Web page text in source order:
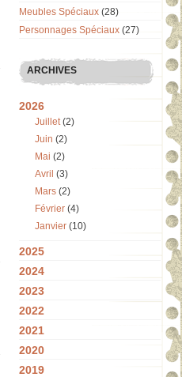
Meubles Spéciaux (28)
Personnages Spéciaux (27)
ARCHIVES
2026
Juillet(2)
Juin (2)
Mai (2)
Avril (3)
Mars (2)
Février (4)
Janvier (10)
2025
2024
2023
2022
2021
2020
2019